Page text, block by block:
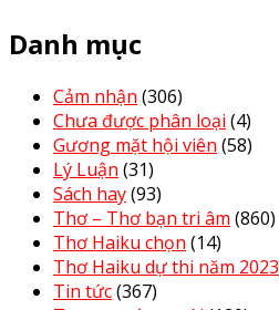
Danh mục
Cảm nhận (306)
Chưa được phân loại (4)
Gương mặt hội viên (58)
Lý Luận (31)
Sách hay(93)
Thơ – Thơ bạn tri âm (860)
Thơ Haiku chọn (14)
Thơ Haiku dự thi năm 2023
Tin tức(367)